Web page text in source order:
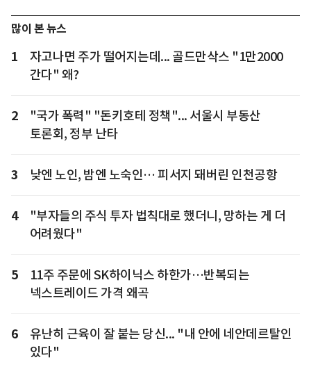
많이 본 뉴스
1
자고나면 주가 떨어지는데... 골드만삭스 "1만2000
간다" 왜?
2
"국가 폭력" "돈키호테 정책"... 서울시 부동산
토론회, 정부 난타
3 낮엔 노인, 밤엔 노숙인… 피서지 돼버린 인천공항
4
"부자들의 주식 투자 법칙대로 했더니, 망하는 게 더
어려웠다"
5
11주 주문에 SK하이닉스 하한가…반복되는
넥스트레이드 가격 왜곡
6
유난히 근육이 잘 붙는 당신... "내 안에 네안데르탈인
있다"